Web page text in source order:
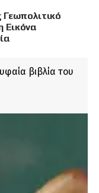
Εικόνα
βιβλία του